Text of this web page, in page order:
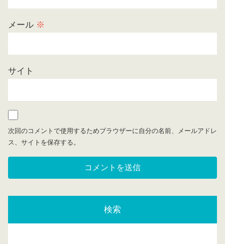
メール ※
サイト
次回のコメントで使用するためブラウザーに自分の名前、メールアドレ
ス、サイトを保存する。
検索